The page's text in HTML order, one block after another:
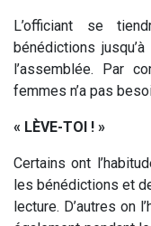
L’officiant se
bénédictions
l’assemblée. Par
femmes n’a pas
« LÈVE-TOI ! »
Certains ont
les bénédictions et
lecture. D’autres on